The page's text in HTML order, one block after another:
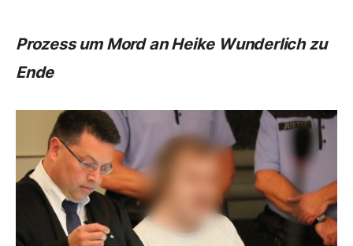
Prozess um Mord an Heike Wunderlich zu
Ende